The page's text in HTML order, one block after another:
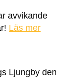
avvikande
Läs mer
Ljungby den